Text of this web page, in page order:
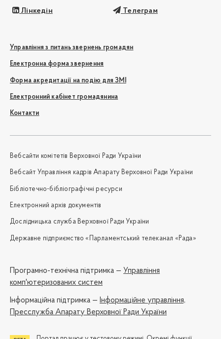
Лінкедін Телеграм
Управління з питань звернень громадян
Електронна форма звернення
Форма акредитації на подію для ЗМІ
Електронний кабінет громадянина
Контакти
Вебсайти комітетів Верховної Ради України
Вебсайт Управління кадрів Апарату Верховної Ради України
Бібліотечно-бібліографічні ресурси
Електронний архів документів
Дослідницька служба Верховної Ради України
Державне підприємство «Парламентський телеканал «Рада»
Програмно-технічна підтримка — Управління
комп'ютеризованих систем
Iнформаційна підтримка — Інформаційне управління,
Пресслужба Апарату Верховної Ради України